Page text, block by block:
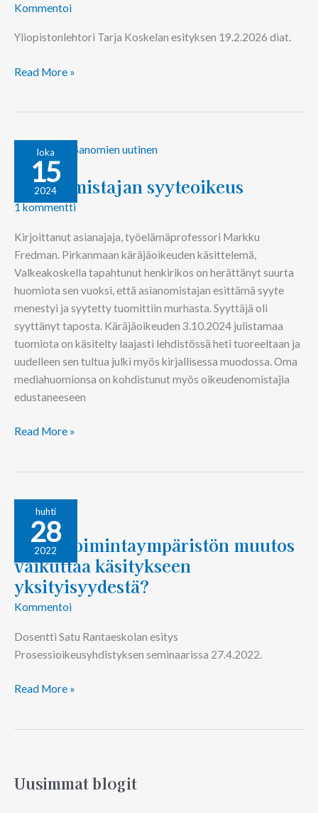
Kommentoi
Yliopistonlehtori Tarja Koskelan esityksen 19.2.2026 diat.
Read More »
loka
15
2024
Asianomistajan syyteoikeus
1 kommentti
Kirjoittanut asianajaja, työelämäprofessori Markku
Fredman. Pirkanmaan käräjäoikeuden käsittelemä,
Valkeakoskella tapahtunut henkirikos on herättänyt suurta
huomiota sen vuoksi, että asianomistajan esittämä syyte
menestyi ja syytetty tuomittiin murhasta. Syyttäjä oli
syyttänyt taposta. Käräjäoikeuden 3.10.2024 julistamaa
tuomiota on käsitelty laajasti lehdistössä heti tuoreeltaan ja
uudelleen sen tultua julki myös kirjallisessa muodossa. Oma
mediahuomionsa on kohdistunut myös oikeudenomistajia
edustaneeseen
Asianomistajan
syyteoikeus
Read More »
huhti
28
2022
Miten toimintaympäristön muutos
vaikuttaa käsitykseen
yksityisyydestä?
Kommentoi
Dosentti Satu Rantaeskolan esitys
Prosessioikeusyhdistyksen seminaarissa 27.4.2022.
Miten
toimintaympäristön
muutos
vaikuttaa
käsitykseen
yksityisyydestä?
Read More »
Uusimmat blogit